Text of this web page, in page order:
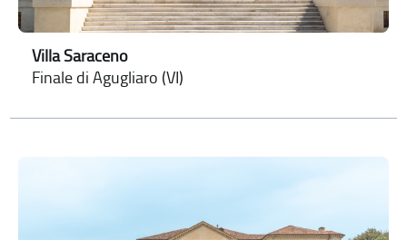
Villa Saraceno
Finale di Agugliaro (VI)